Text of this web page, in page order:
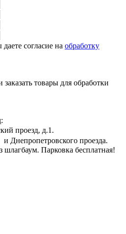
согласие на обработку
товары для обработки
проезд, д.1.
Днепропетровского проезда.
шлагбаум. Парковка бесплатная!